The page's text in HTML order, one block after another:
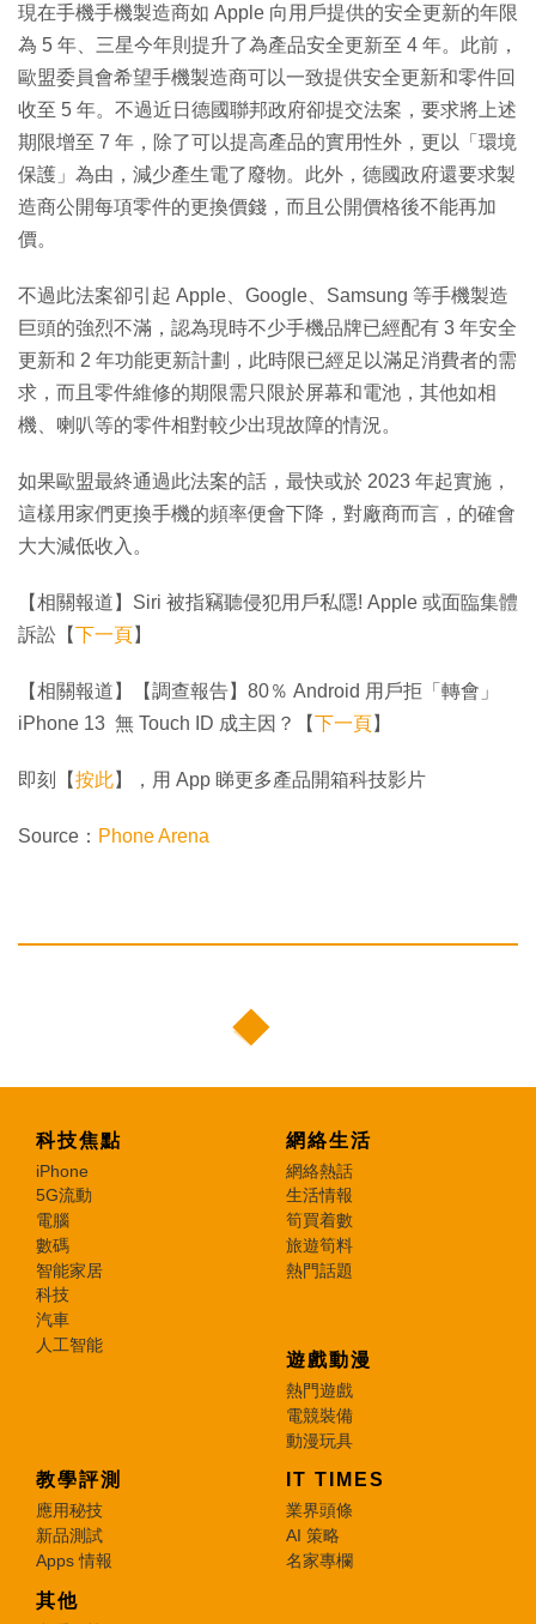
現在手機手機製造商如 Apple 向用戶提供的安全更新的年限
為 5 年、三星今年則提升了為產品安全更新至 4 年。此前，
歐盟委員會希望手機製造商可以一致提供安全更新和零件回
收至 5 年。不過近日德國聯邦政府卻提交法案，要求將上述
期限增至 7 年，除了可以提高產品的實用性外，更以「環境
保護」為由，減少產生電了廢物。此外，德國政府還要求製
造商公開每項零件的更換價錢，而且公開價格後不能再加
價。
不過此法案卻引起 Apple、Google、Samsung 等手機製造
巨頭的強烈不滿，認為現時不少手機品牌已經配有 3 年安全
更新和 2 年功能更新計劃，此時限已經足以滿足消費者的需
求，而且零件維修的期限需只限於屏幕和電池，其他如相
機、喇叭等的零件相對較少出現故障的情況。
如果歐盟最終通過此法案的話，最快或於 2023 年起實施，
這樣用家們更換手機的頻率便會下降，對廠商而言，的確會
大大減低收入。
【相關報道】Siri 被指竊聽侵犯用戶私隱! Apple 或面臨集體
訴訟【下一頁】
【相關報道】【調查報告】80％ Android 用戶拒「轉會」
iPhone 13 無 Touch ID 成主因？【下一頁】
即刻【按此】，用 App 睇更多產品開箱科技影片
Source： Phone Arena
科技焦點
iPhone
5G流動
電腦
數碼
智能家居
科技
汽車
人工智能
網絡生活
網絡熱話
生活情報
筍買着數
旅遊筍料
熱門話題
遊戲動漫
熱門遊戲
電競裝備
動漫玩具
教學評測
應用秘技
新品測試
Apps 情報
IT TIMES
業界頭條
AI 策略
名家專欄
其他